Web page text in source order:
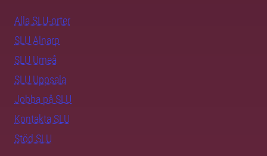
Alla SLU-orter
SLU Alnarp
SLU Umeå
SLU Uppsala
Jobba på SLU
Kontakta SLU
Stöd SLU